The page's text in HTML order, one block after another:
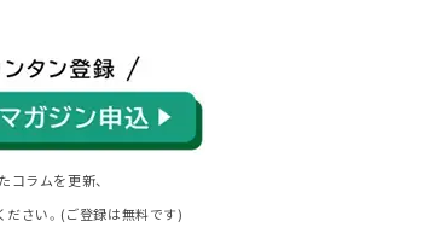
コラムを更新、
さい。(ご登録は無料です)